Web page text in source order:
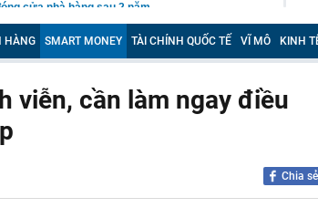
cửa nhà hàng sau 2 năm
nghiên cứu đầu tư nhiều dự án với tổng mức
tỷ đồng
khoa Hà Nội cao nhất là 29,54
tiền bí ẩn" bất ngờ xuất hiện, nhưng VN-
rung lắc mạnh
thông báo về căn biệt thự 600m2 xây từ 2022
khoa Hà Nội cao nhất 29,54, đa phần các
HÀNG SMART MONEY TÀI CHÍNH QUỐC TẾ VĨ MÔ KINH
viễn, cần làm ngay điều
Chia sẻ